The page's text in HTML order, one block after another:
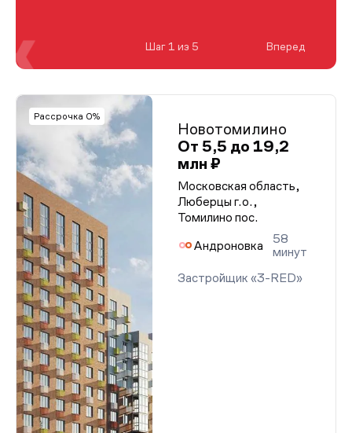
Рассрочка 0%
Новотомилино
От 5,5 до 19,2
млн ₽
Московская область,
Люберцы г.о.,
Томилино пос.
Андроновка
58
минут
Застройщик «3-RED»
Шаг 1 из 5 Вперед